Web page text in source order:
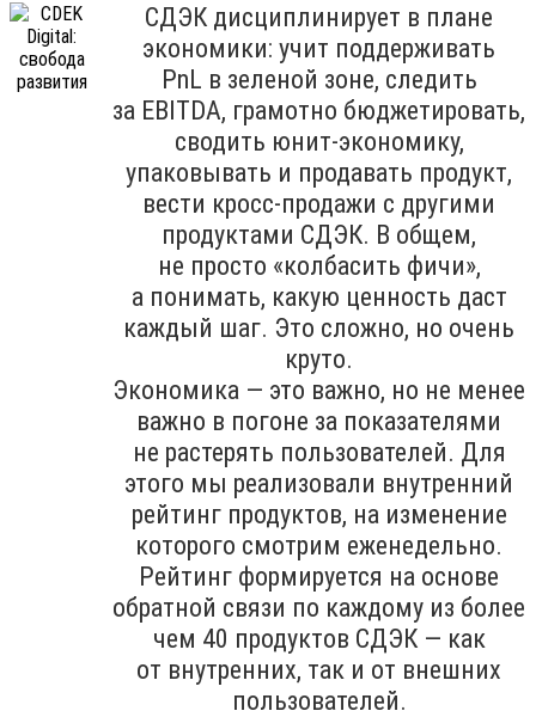
СДЭК дисциплинирует в плане
экономики: учит поддерживать
PnL в зеленой зоне, следить
за EBITDA, грамотно бюджетировать,
сводить юнит-экономику,
упаковывать и продавать продукт,
вести кросс-продажи с другими
продуктами СДЭК. В общем,
не просто «колбасить фичи»,
а понимать, какую ценность даст
каждый шаг. Это сложно, но очень
круто.
Экономика — это важно, но не менее
важно в погоне за показателями
не растерять пользователей. Для
этого мы реализовали внутренний
рейтинг продуктов, на изменение
которого смотрим еженедельно.
Рейтинг формируется на основе
обратной связи по каждому из более
чем 40 продуктов СДЭК — как
от внутренних, так и от внешних
пользователей.